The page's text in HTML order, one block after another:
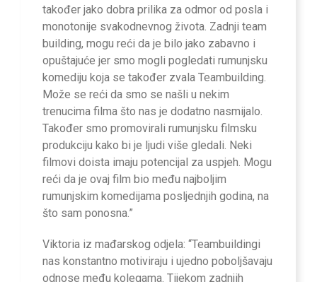
također jako dobra prilika za odmor od posla i
monotonije svakodnevnog života. Zadnji team
building, mogu reći da je bilo jako zabavno i
opuštajuće jer smo mogli pogledati rumunjsku
komediju koja se također zvala Teambuilding.
Može se reći da smo se našli u nekim
trenucima filma što nas je dodatno nasmijalo.
Također smo promovirali rumunjsku filmsku
produkciju kako bi je ljudi više gledali. Neki
filmovi doista imaju potencijal za uspjeh. Mogu
reći da je ovaj film bio među najboljim
rumunjskim komedijama posljednjih godina, na
što sam ponosna.”
Viktoria iz mađarskog odjela: “Teambuildingi
nas konstantno motiviraju i ujedno poboljšavaju
odnose među kolegama. Tijekom zadnjih